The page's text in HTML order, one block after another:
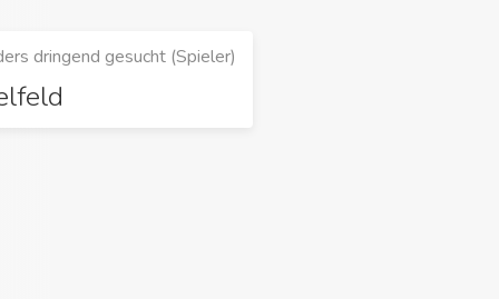
dringend gesucht (Spieler)